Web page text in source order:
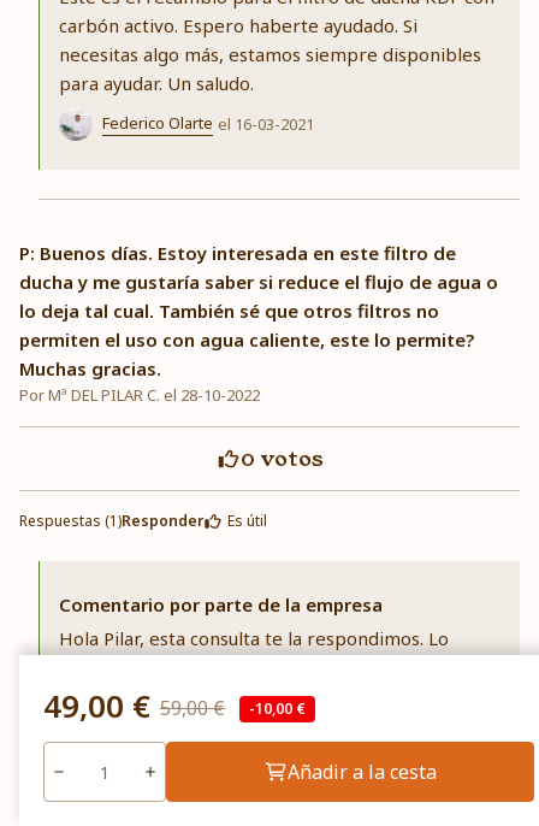
carbón activo. Espero haberte ayudado. Si
necesitas algo más, estamos siempre disponibles
para ayudar. Un saludo.
Federico Olarte el 16-03-2021
P: Buenos días. Estoy interesada en este filtro de
ducha y me gustaría saber si reduce el flujo de agua o
lo deja tal cual. También sé que otros filtros no
permiten el uso con agua caliente, este lo permite?
Muchas gracias.
Por Mª DEL PILAR C. el 28-10-2022
0 votos
Respuestas (1)Responder Es útil
Comentario por parte de la empresa
Hola Pilar, esta consulta te la respondimos. Lo
duda: el filtro no reduce el ritmo de agua, sí se
puede usar con agua caliente está diseñado
especial para que sus componentes soporten el
calor del agua de la ducha. Un saludo.
49,00 € 59,00 € -10,00 €
Añadir a la cesta